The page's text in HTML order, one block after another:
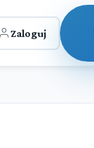
Zaloguj